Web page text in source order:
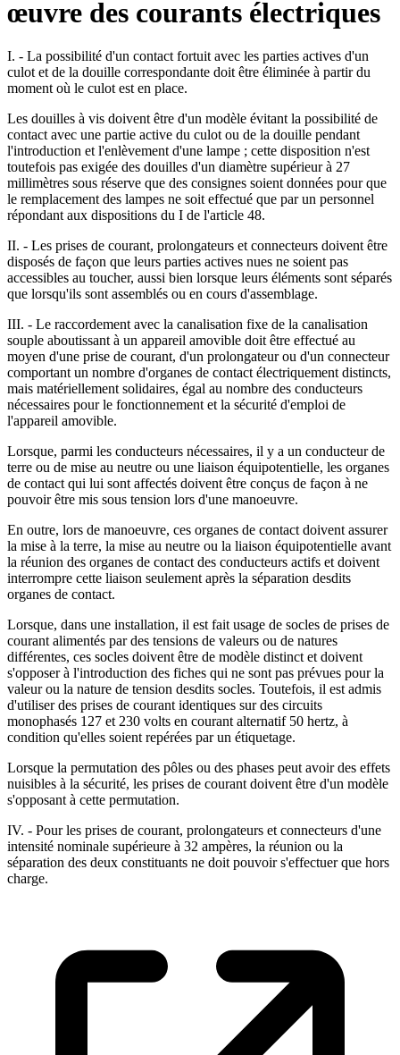
œuvre des courants électriques
I. - La possibilité d'un contact fortuit avec les parties actives d'un
culot et de la douille correspondante doit être éliminée à partir du
moment où le culot est en place.
Les douilles à vis doivent être d'un modèle évitant la possibilité de
contact avec une partie active du culot ou de la douille pendant
l'introduction et l'enlèvement d'une lampe ; cette disposition n'est
toutefois pas exigée des douilles d'un diamètre supérieur à 27
millimètres sous réserve que des consignes soient données pour que
le remplacement des lampes ne soit effectué que par un personnel
répondant aux dispositions du I de l'article 48.
II. - Les prises de courant, prolongateurs et connecteurs doivent être
disposés de façon que leurs parties actives nues ne soient pas
accessibles au toucher, aussi bien lorsque leurs éléments sont séparés
que lorsqu'ils sont assemblés ou en cours d'assemblage.
III. - Le raccordement avec la canalisation fixe de la canalisation
souple aboutissant à un appareil amovible doit être effectué au
moyen d'une prise de courant, d'un prolongateur ou d'un connecteur
comportant un nombre d'organes de contact électriquement distincts,
mais matériellement solidaires, égal au nombre des conducteurs
nécessaires pour le fonctionnement et la sécurité d'emploi de
l'appareil amovible.
Lorsque, parmi les conducteurs nécessaires, il y a un conducteur de
terre ou de mise au neutre ou une liaison équipotentielle, les organes
de contact qui lui sont affectés doivent être conçus de façon à ne
pouvoir être mis sous tension lors d'une manoeuvre.
En outre, lors de manoeuvre, ces organes de contact doivent assurer
la mise à la terre, la mise au neutre ou la liaison équipotentielle avant
la réunion des organes de contact des conducteurs actifs et doivent
interrompre cette liaison seulement après la séparation desdits
organes de contact.
Lorsque, dans une installation, il est fait usage de socles de prises de
courant alimentés par des tensions de valeurs ou de natures
différentes, ces socles doivent être de modèle distinct et doivent
s'opposer à l'introduction des fiches qui ne sont pas prévues pour la
valeur ou la nature de tension desdits socles. Toutefois, il est admis
d'utiliser des prises de courant identiques sur des circuits
monophasés 127 et 230 volts en courant alternatif 50 hertz, à
condition qu'elles soient repérées par un étiquetage.
Lorsque la permutation des pôles ou des phases peut avoir des effets
nuisibles à la sécurité, les prises de courant doivent être d'un modèle
s'opposant à cette permutation.
IV. - Pour les prises de courant, prolongateurs et connecteurs d'une
intensité nominale supérieure à 32 ampères, la réunion ou la
séparation des deux constituants ne doit pouvoir s'effectuer que hors
charge.